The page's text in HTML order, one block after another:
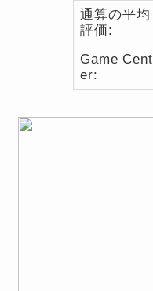
通算の平均
評価:
Game Cent
er: